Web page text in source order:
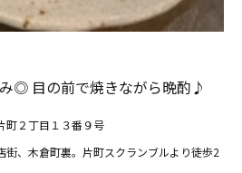
◎ 目の前で焼きながら晩酌♪
町２丁目１３番９号
街、木倉町裏。片町スクランブルより徒歩2